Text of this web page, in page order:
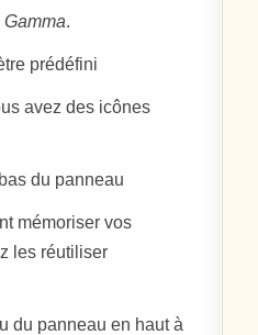
Gamma.
avez des icônes
mémoriser vos
les réutiliser
du panneau en haut à